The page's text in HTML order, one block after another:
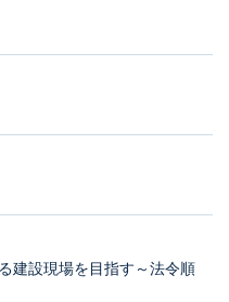
建設現場を目指す～法令順